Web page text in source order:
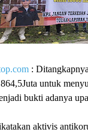
:
untuk
bukti adanya
aktivis